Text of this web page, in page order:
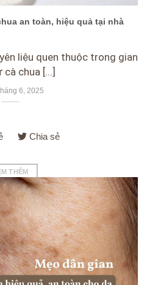
an toàn, hiệu quả tại nhà
liệu quen thuộc trong gian
cà chua [...]
6, 2025
THÊM
Chia sẻ